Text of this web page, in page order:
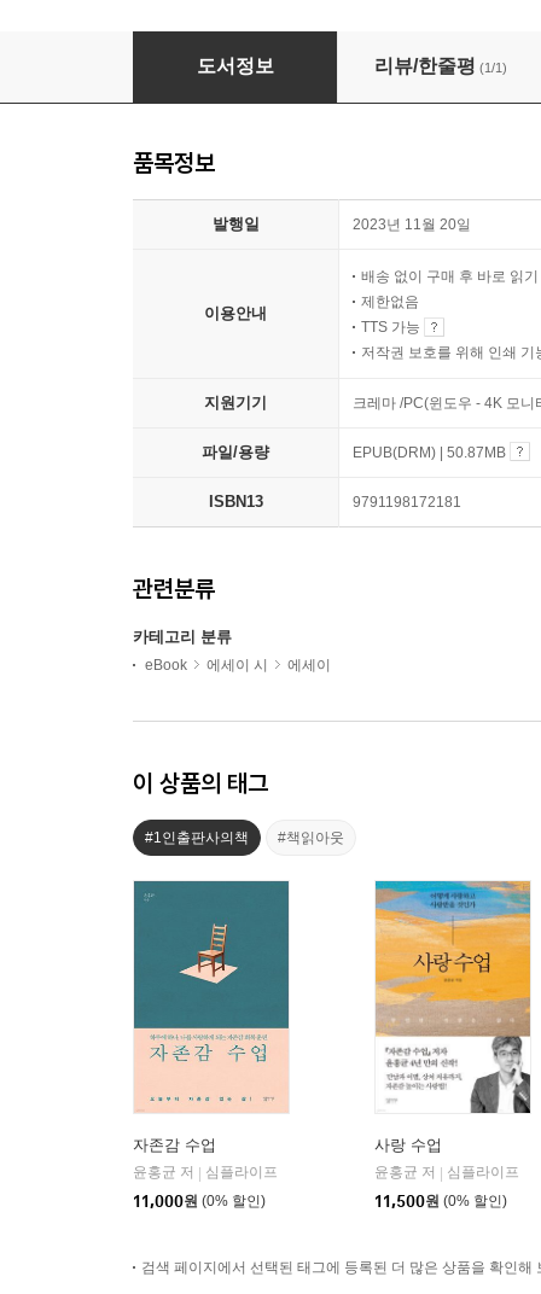
우린 잘 살 줄 알았다
도서정보 리뷰/한줄평 (1/1)
품목정보
발행일 2023년 11월 20일
이용안내
배송 없이 구매 후 바로 읽기
제한없음
TTS 가능
저작권 보호를 위해 인쇄 기
지원기기 크레마 /PC(윈도우 - 4K 모
파일/용량 EPUB(DRM) | 50.87MB
ISBN13 9791198172181
관련분류
카테고리 분류
eBook 에세이 시 에세이
이 상품의 태그
#1인출판사의책 #책읽아웃
자존감 수업
윤홍균 저 | 심플라이프
11,000원 (0% 할인)
사랑 수업
윤홍균 저 | 심플라이프
11,500원 (0% 할인)
검색 페이지에서 선택된 태그에 등록된 더 많은 상품을 확인해